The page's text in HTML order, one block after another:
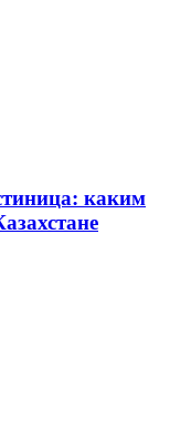
каким